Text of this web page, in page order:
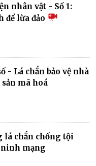
nhân vật - Số 1:
để lừa đảo
- Lá chắn bảo vệ nhà
mã hoá
lá chắn chống tội
mạng